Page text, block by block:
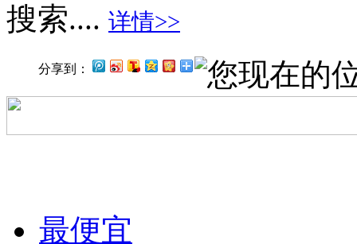
搜索.... 详情>>
分享到： 您现在的
最便宜